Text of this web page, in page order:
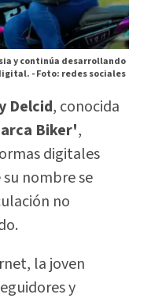
y continúa desarrollando
-Foto: redes sociales
Delcid, conocida
Biker',
digitales
su nombre se
no
la joven
y